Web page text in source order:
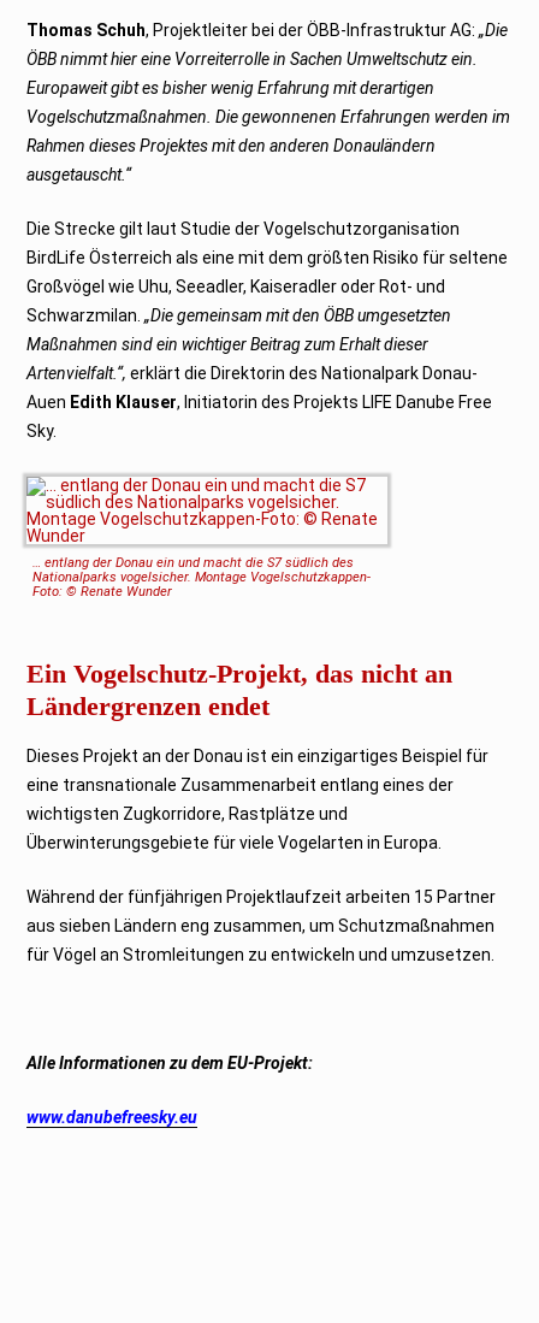
Thomas Schuh, Projektleiter bei der ÖBB-Infrastruktur AG:„Die
ÖBB nimmt hier eine Vorreiterrolle in Sachen Umweltschutz ein.
Europaweit gibt es bisher wenig Erfahrung mit derartigen
Vogelschutzmaßnahmen. Die gewonnenen Erfahrungen werden im
Rahmen dieses Projektes mit den anderen Donauländern
ausgetauscht.“
Die Strecke gilt laut Studie der Vogelschutzorganisation
BirdLife Österreich als eine mit dem größten Risiko für seltene
Großvögel wie Uhu, Seeadler, Kaiseradler oder Rot- und
Schwarzmilan.„Die gemeinsam mit den ÖBB umgesetzten
Maßnahmen sind ein wichtiger Beitrag zum Erhalt dieser
Artenvielfalt.“,erklärt die Direktorin des Nationalpark Donau-
Auen Edith Klauser, Initiatorin des Projekts LIFE Danube Free
Sky.
… entlang der Donau ein und macht die S7 südlich des
Nationalparks vogelsicher. Montage Vogelschutzkappen-
Foto: © Renate Wunder
Ein Vogelschutz-Projekt, das nicht an
Ländergrenzen endet
Dieses Projekt an der Donau ist ein einzigartiges Beispiel für
eine transnationale Zusammenarbeit entlang eines der
wichtigsten Zugkorridore, Rastplätze und
Überwinterungsgebiete für viele Vogelarten in Europa.
Während der fünfjährigen Projektlaufzeit arbeiten 15 Partner
aus sieben Ländern eng zusammen, um Schutzmaßnahmen
für Vögel an Stromleitungen zu entwickeln und umzusetzen.
Alle Informationen zu dem EU-Projekt:
www.danubefreesky.eu